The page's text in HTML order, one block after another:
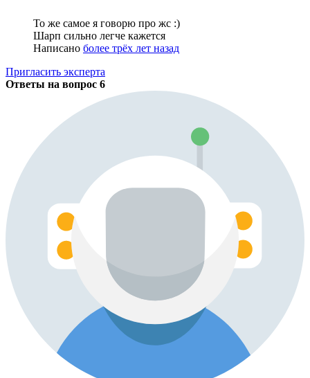
То же самое я говорю про жс :)
Шарп сильно легче кажется
Написано более трёх лет назад
Пригласить эксперта
Ответы на вопрос 6